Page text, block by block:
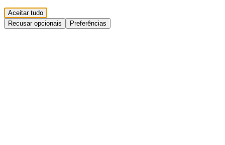
Aceitar tudo
Recusar opcionais
Preferências